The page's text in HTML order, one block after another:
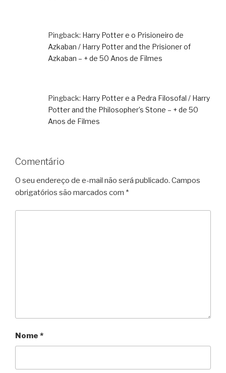
Pingback: Harry Potter e o Prisioneiro de
Azkaban / Harry Potter and the Prisioner of
Azkaban – + de 50 Anos de Filmes
Pingback: Harry Potter e a Pedra Filosofal / Harry
Potter and the Philosopher’s Stone – + de 50
Anos de Filmes
Comentário
O seu endereço de e-mail não será publicado. Campos
obrigatórios são marcados com *
Nome *